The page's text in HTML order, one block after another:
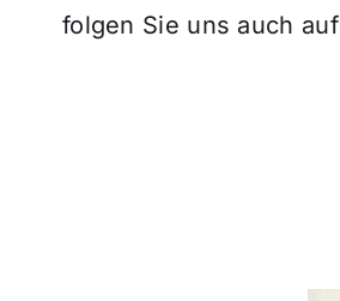
folgen Sie uns auch auf